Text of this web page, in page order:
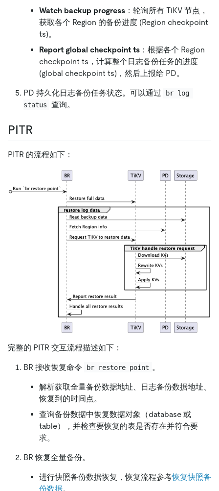
Watch backup progress ：轮询所有 TiKV 节点，
获取各个 Region 的备份进度 (Region checkpoint
ts)。
Report global checkpoint ts ：根据各个 Region
checkpoint ts，计算整个日志备份任务的进度
(global checkpoint ts)，然后上报给 PD。
PD 持久化日志备份任务状态。可以通过
br log
status
查询。
PITR
PITR 的流程如下：
完整的 PITR 交互流程描述如下：
BR 接收恢复命令 br restore point 。
解析获取全量备份数据地址、日志备份数据地址、
恢复到的时间点。
查询备份数据中恢复数据对象（database 或
table），并检查要恢复的表是否存在并符合要
求。
BR 恢复全量备份。
进行快照备份数据恢复，恢复流程参考恢复快照备
份数据。